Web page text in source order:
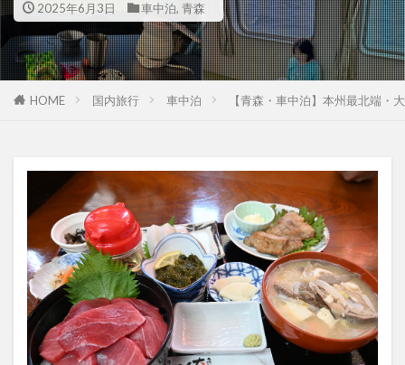
2025年6月3日 車中泊, 青森
HOME 国内旅行 車中泊 【青森・車中泊】本州最北端